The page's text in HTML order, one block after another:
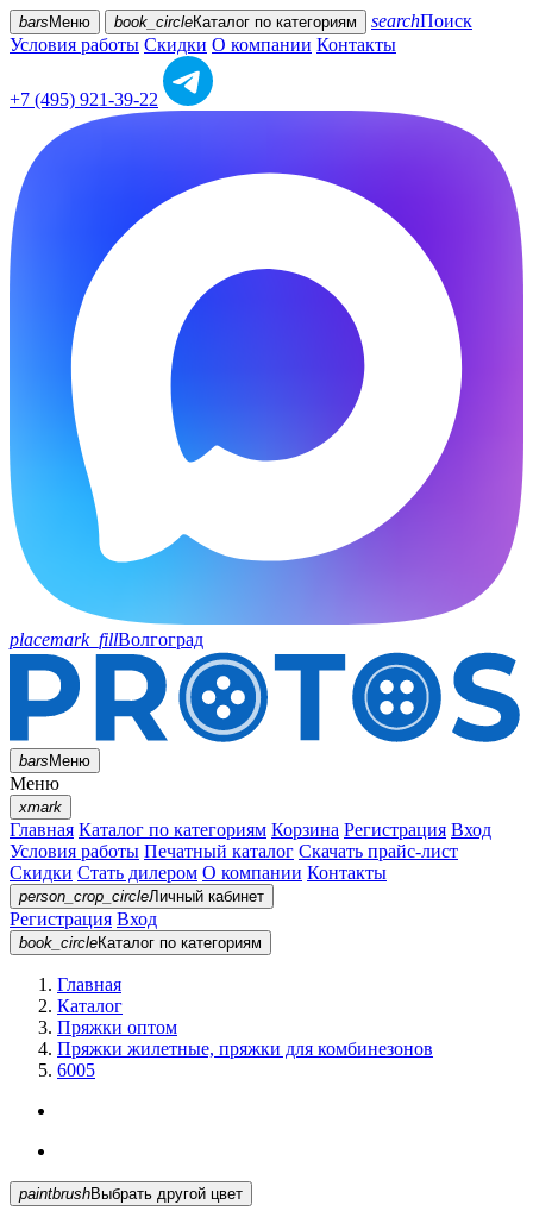
bars Меню book_circleКаталог по категориям searchПоиск
Условия работы Скидки О компании Контакты
+7 (495) 921-39-22
placemark_fillВолгоград
barsМеню
Меню
xmark
Главная Каталог по категориям Корзина Регистрация Вход
Условия работы Печатный каталог Скачать прайс-лист
Скидки Стать дилером О компании Контакты
person_crop_circleЛичный кабинет
Регистрация Вход
book_circleКаталог по категориям
Главная
Каталог
Пряжки оптом
Пряжки жилетные, пряжки для комбинезонов
6005
paintbrush Выбрать другой цвет